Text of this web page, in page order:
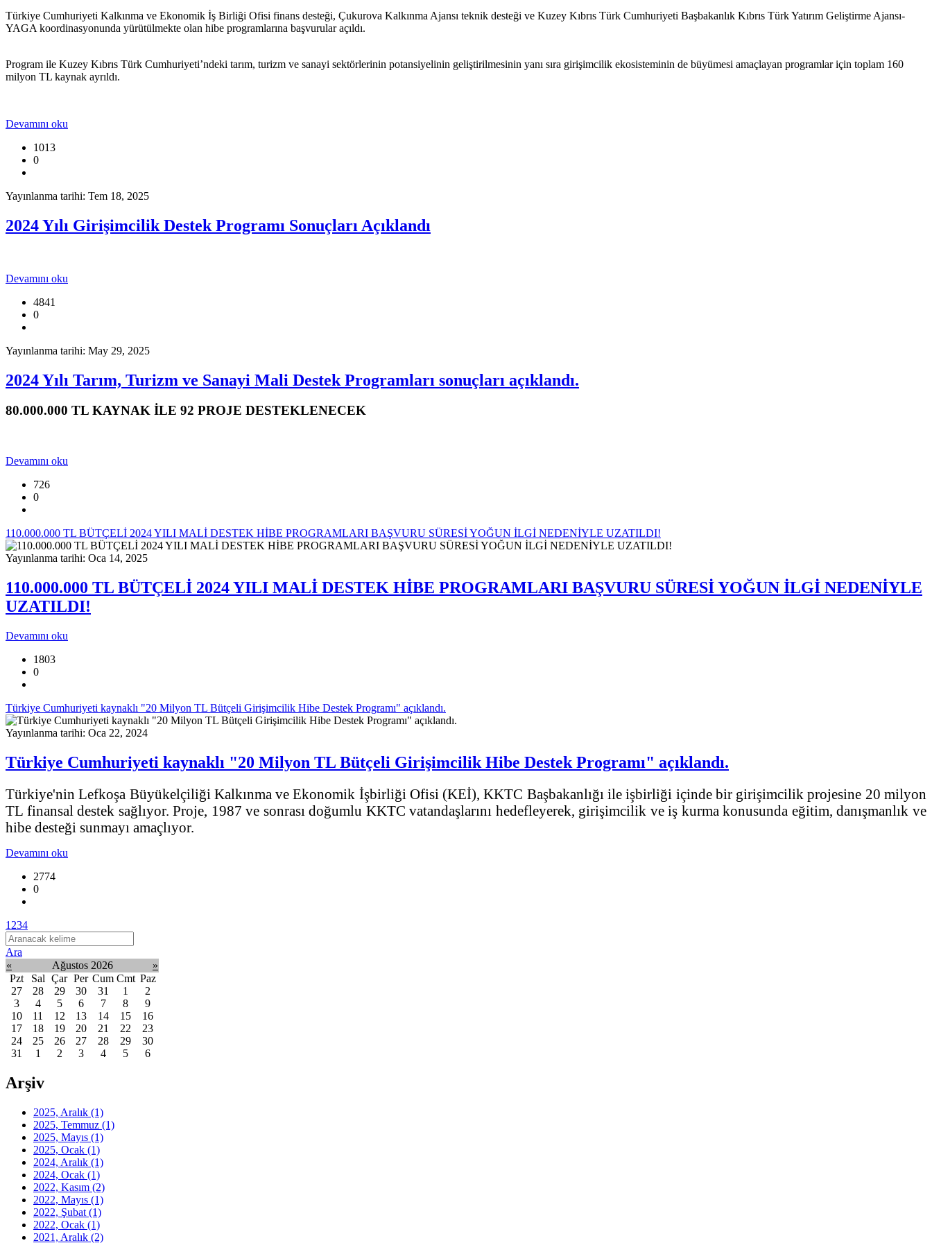
Türkiye Cumhuriyeti Kalkınma ve Ekonomik İş Birliği Ofisi finans desteği, Çukurova Kalkınma Ajansı teknik desteği ve Kuzey Kıbrıs Türk Cumhuriyeti Başbakanlık Kıbrıs Türk Yatırım Geliştirme Ajansı-
YAGA koordinasyonunda yürütülmekte olan hibe programlarına başvurular açıldı.
Program ile Kuzey Kıbrıs Türk Cumhuriyeti’ndeki tarım, turizm ve sanayi sektörlerinin potansiyelinin geliştirilmesinin yanı sıra girişimcilik ekosisteminin de büyümesi amaçlayan programlar için toplam 160
milyon TL kaynak ayrıldı.
Devamını oku
1013
0
Yayınlanma tarihi: Tem 18, 2025
2024 Yılı Girişimcilik Destek Programı Sonuçları Açıklandı
Devamını oku
4841
0
Yayınlanma tarihi: May 29, 2025
2024 Yılı Tarım, Turizm ve Sanayi Mali Destek Programları sonuçları açıklandı.
80.000.000 TL KAYNAK İLE 92 PROJE DESTEKLENECEK
Devamını oku
726
0
110.000.000 TL BÜTÇELİ 2024 YILI MALİ DESTEK HİBE PROGRAMLARI BAŞVURU SÜRESİ YOĞUN İLGİ NEDENİYLE UZATILDI!
Yayınlanma tarihi: Oca 14, 2025
110.000.000 TL BÜTÇELİ 2024 YILI MALİ DESTEK HİBE PROGRAMLARI BAŞVURU SÜRESİ YOĞUN İLGİ NEDENİYLE
UZATILDI!
Devamını oku
1803
0
Türkiye Cumhuriyeti kaynaklı "20 Milyon TL Bütçeli Girişimcilik Hibe Destek Programı" açıklandı.
Yayınlanma tarihi: Oca 22, 2024
Türkiye Cumhuriyeti kaynaklı "20 Milyon TL Bütçeli Girişimcilik Hibe Destek Programı" açıklandı.
Türkiye'nin Lefkoşa Büyükelçiliği Kalkınma ve Ekonomik İşbirliği Ofisi (KEİ), KKTC Başbakanlığı ile işbirliği içinde bir girişimcilik projesine 20 milyon
TL finansal destek sağlıyor. Proje, 1987 ve sonrası doğumlu KKTC vatandaşlarını hedefleyerek, girişimcilik ve iş kurma konusunda eğitim, danışmanlık ve
hibe desteği sunmayı amaçlıyor.
Devamını oku
2774
0
1 234
Ara
«
Ağustos 2026
»
Pzt
Sal Çar Per Cum Cmt Paz
27
28 29 30 31 1
2
3
4 5 6 7 8
9
10
11 12 13 14 15
16
17
18 19 20 21 22
23
24
25 26 27 28 29
30
31
1 2 3 4 5 6
Arşiv
2025, Aralık (1)
2025, Temmuz (1)
2025, Mayıs (1)
2025, Ocak (1)
2024, Aralık (1)
2024, Ocak (1)
2022, Kasım (2)
2022, Mayıs (1)
2022, Şubat (1)
2022, Ocak (1)
2021, Aralık (2)